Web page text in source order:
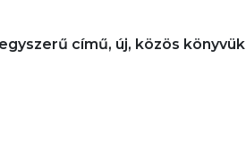
című, új, közös